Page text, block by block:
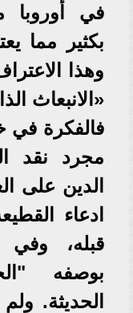
في أوروبا
بكثير مما
وهذا
«الانبعاث
فالفكرة في
مجرد نقد
الدين على
ادعاء
قبله، وفي
بوصفه
الحديثة.